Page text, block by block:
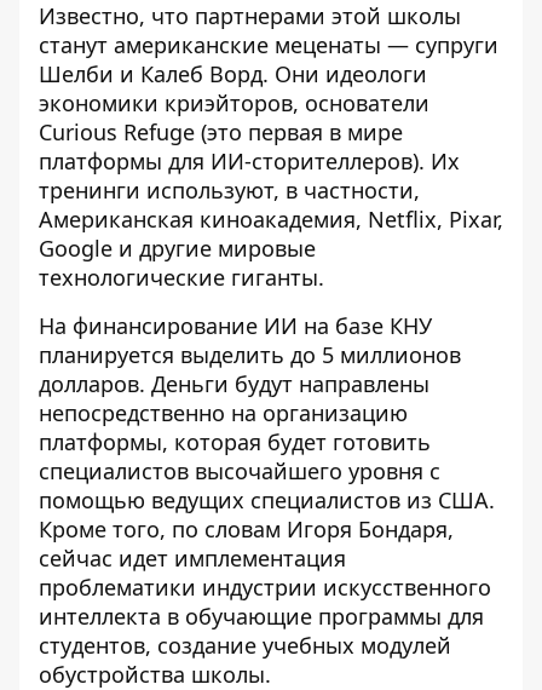
Известно, что партнерами этой школы
станут американские меценаты — супруги
Шелби и Калеб Ворд. Они идеологи
экономики криэйторов, основатели
Curious Refuge (это первая в мире
платформы для ИИ-сторителлеров). Их
тренинги используют, в частности,
Американская киноакадемия, Netflix, Pixar,
Google и другие мировые
технологические гиганты.
На финансирование ИИ на базе КНУ
планируется выделить до 5 миллионов
долларов. Деньги будут направлены
непосредственно на организацию
платформы, которая будет готовить
специалистов высочайшего уровня с
помощью ведущих специалистов из США.
Кроме того, по словам Игоря Бондаря,
сейчас идет имплементация
проблематики индустрии искусственного
интеллекта в обучающие программы для
студентов, создание учебных модулей
обустройства школы.